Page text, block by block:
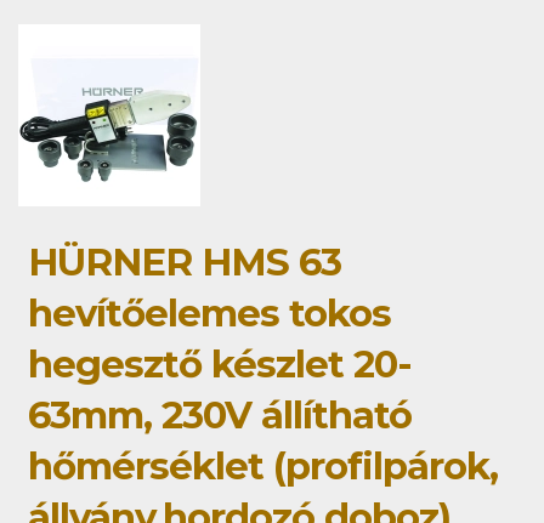
HÜRNER HMS 63
hevítőelemes tokos
hegesztő készlet 20-
63mm, 230V állítható
hőmérséklet (profilpárok,